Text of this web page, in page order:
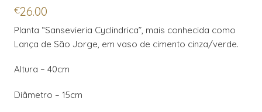
€26.00
Planta “Sansevieria Cyclindrica”, mais conhecida como
Lança de São Jorge, em vaso de cimento cinza/verde.
Altura – 40cm
Diâmetro – 15cm